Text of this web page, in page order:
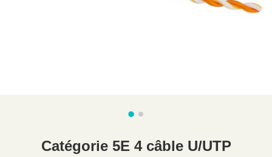
Catégorie 5E 4 câble U/UTP